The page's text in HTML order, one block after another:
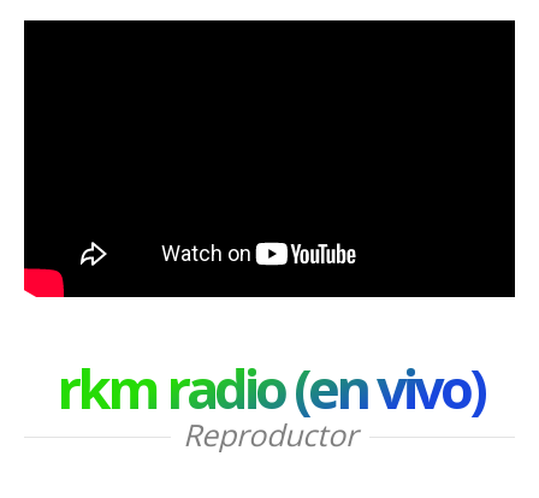
rkm radio (en vivo)
Reproductor